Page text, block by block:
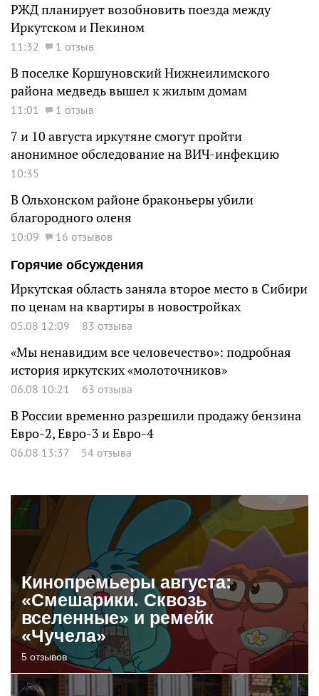
РЖД планирует возобновить поезда между
Иркутском и Пекином
11:32 1 отзыв
В поселке Коршуновский Нижнеилимского
района медведь вышел к жилым домам
11:01 1 отзыв
7 и 10 августа иркутяне смогут пройти
анонимное обследование на ВИЧ-инфекцию
10:35
В Ольхонском районе браконьеры убили
благородного оленя
10:09
16 отзывов
Горячие обсуждения
Иркутская область заняла второе место в Сибири
по ценам на квартиры в новостройках
05.08 12:09 83 отзыва
«Мы ненавидим все человечество»: подробная
история иркутских «молоточников»
06.08 10:21 63 отзыва
В России временно разрешили продажу бензина
Евро-2, Евро-3 и Евро-4
06.08 13:37 54 отзыва
Кинопремьеры августа:
«Смешарики. Сквозь
вселенные» и ремейк
«Чучела»
5 отзывов